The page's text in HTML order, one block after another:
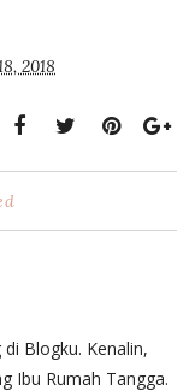
2018
Blogku. Kenalin,
Ibu Rumah Tangga.